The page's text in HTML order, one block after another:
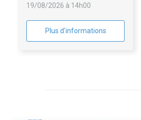
19/08/2026 à 14h00
Plus d'informations